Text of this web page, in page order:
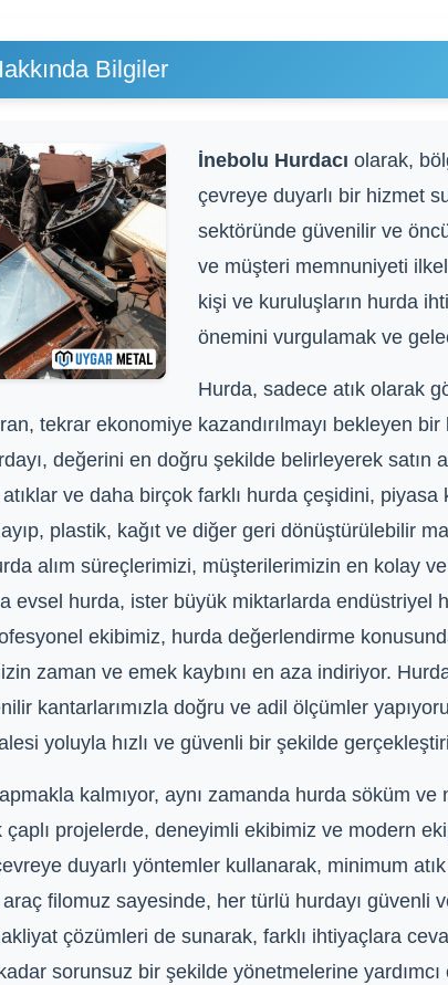
Bilgiler
İnebolu Hurdacı olarak,
çevreye duyarlı bir hizmet
sektöründe güvenilir ve
ve müşteri memnuniyeti
kişi ve kuruluşların hurda
önemini vurgulamak ve
Hurda, sadece atık olarak
tekrar ekonomiye kazandırılmayı bekleyen bir
değerini en doğru şekilde belirleyerek satın
ve daha birçok farklı hurda çeşidini,
plastik, kağıt ve diğer geri dönüştürülebilir
alım süreçlerimizi, müşterilerimizin en kolay
evsel hurda, ister büyük miktarlarda
ekibimiz, hurda değerlendirme
zaman ve emek kaybını en aza indiriyor.
kantarlarımızla doğru ve adil ölçümler
yoluyla hızlı ve güvenli bir şekilde
kalmıyor, aynı zamanda hurda söküm
çaplı projelerde, deneyimli ekibimiz ve modern
duyarlı yöntemler kullanarak, minimum
filomuz sayesinde, her türlü hurdayı güvenli
çözümleri de sunarak, farklı ihtiyaçlara
sorunsuz bir şekilde yönetmelerine